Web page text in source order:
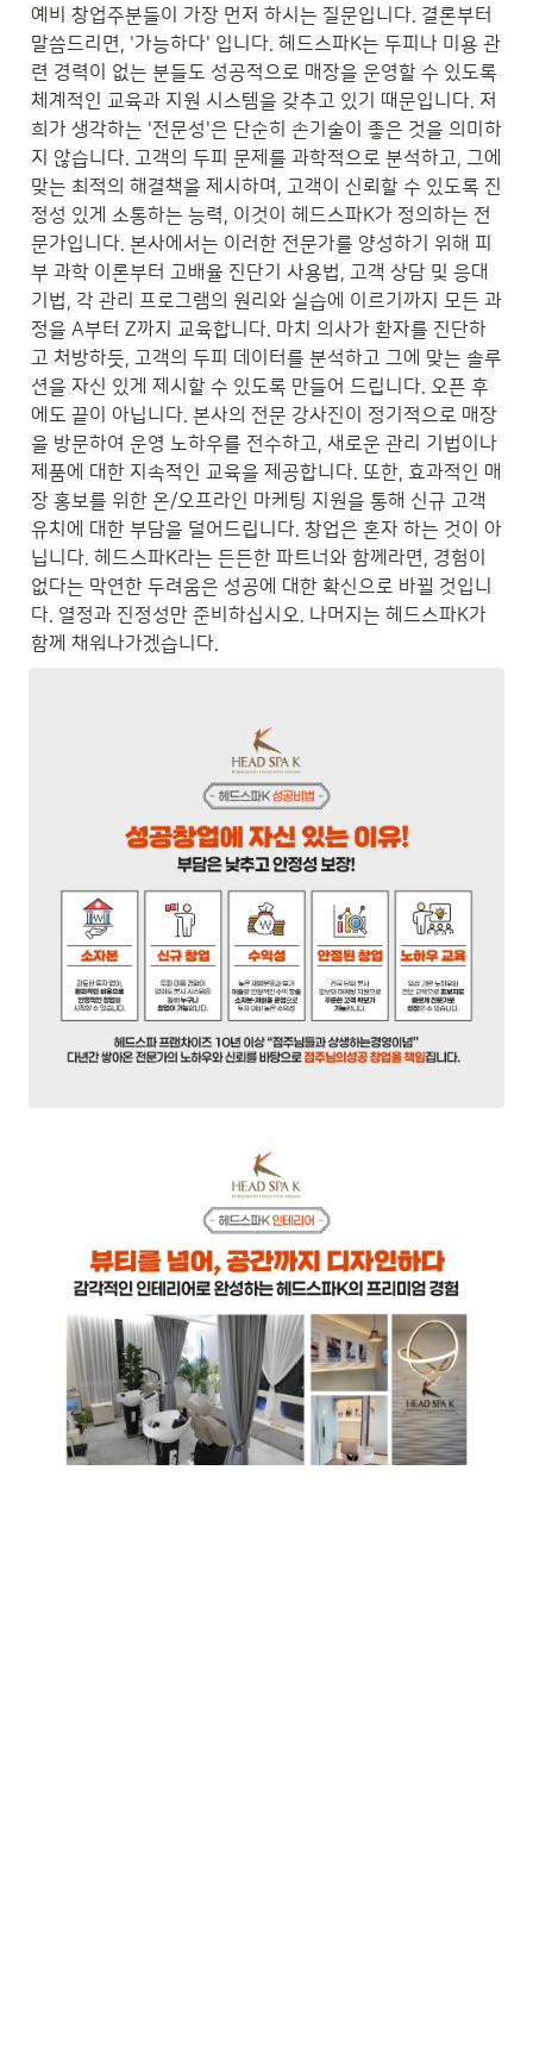
예비 창업주분들이 가장 먼저 하시는 질문입니다. 결론부터
말씀드리면, '가능하다' 입니다. 헤드스파K는 두피나 미용 관
련 경력이 없는 분들도 성공적으로 매장을 운영할 수 있도록
체계적인 교육과 지원 시스템을 갖추고 있기 때문입니다. 저
희가 생각하는 '전문성'은 단순히 손기술이 좋은 것을 의미하
지 않습니다. 고객의 두피 문제를 과학적으로 분석하고, 그에
맞는 최적의 해결책을 제시하며, 고객이 신뢰할 수 있도록 진
정성 있게 소통하는 능력, 이것이 헤드스파K가 정의하는 전
문가입니다. 본사에서는 이러한 전문가를 양성하기 위해 피
부 과학 이론부터 고배율 진단기 사용법, 고객 상담 및 응대
기법, 각 관리 프로그램의 원리와 실습에 이르기까지 모든 과
정을 A부터 Z까지 교육합니다. 마치 의사가 환자를 진단하
고 처방하듯, 고객의 두피 데이터를 분석하고 그에 맞는 솔루
션을 자신 있게 제시할 수 있도록 만들어 드립니다. 오픈 후
에도 끝이 아닙니다. 본사의 전문 강사진이 정기적으로 매장
을 방문하여 운영 노하우를 전수하고, 새로운 관리 기법이나
제품에 대한 지속적인 교육을 제공합니다. 또한, 효과적인 매
장 홍보를 위한 온/오프라인 마케팅 지원을 통해 신규 고객
유치에 대한 부담을 덜어드립니다. 창업은 혼자 하는 것이 아
닙니다. 헤드스파K라는 든든한 파트너와 함께라면, 경험이
없다는 막연한 두려움은 성공에 대한 확신으로 바뀔 것입니
다. 열정과 진정성만 준비하십시오. 나머지는 헤드스파K가
함께 채워나가겠습니다.